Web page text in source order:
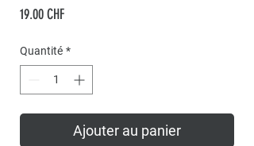
19.00 CHFPrix
Quantité *
Ajouter au panier